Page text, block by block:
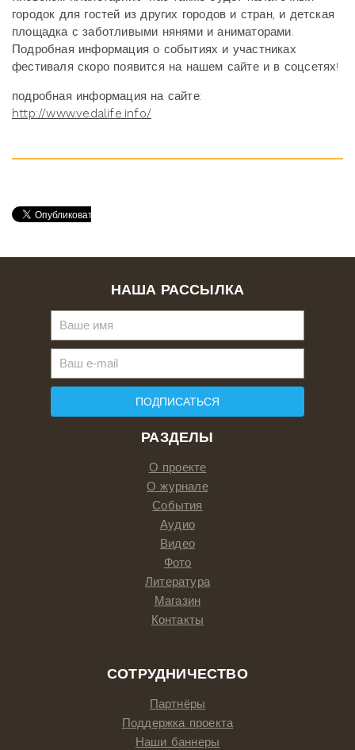
городок для гостей из других городов и стран, и детская
площадка с заботливыми нянями и аниматорами.
Подробная информация о событиях и участниках
фестиваля скоро появится на нашем сайте и в соцсетях!
подробная информация на сайте:
http://www.vedalife.info/
РАЗДЕЛЫ
О проекте
О журнале
События
Аудио
Видео
Фото
Литература
Магазин
Контакты
СОТРУДНИЧЕСТВО
Партнёры
Поддержка проекта
Наши баннеры
НАША РАССЫЛКА
ПОДПИСАТЬСЯ